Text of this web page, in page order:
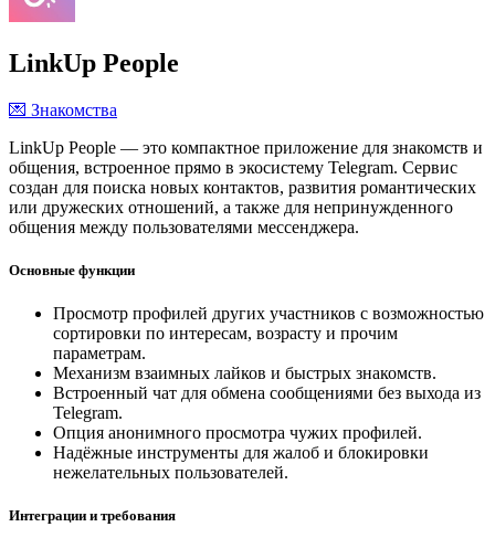
LinkUp People
💌 Знакомства
LinkUp People — это компактное приложение для знакомств и
общения, встроенное прямо в экосистему Telegram. Сервис
создан для поиска новых контактов, развития романтических
или дружеских отношений, а также для непринужденного
общения между пользователями мессенджера.
Основные функции
Просмотр профилей других участников с возможностью
сортировки по интересам, возрасту и прочим
параметрам.
Механизм взаимных лайков и быстрых знакомств.
Встроенный чат для обмена сообщениями без выхода из
Telegram.
Опция анонимного просмотра чужих профилей.
Надёжные инструменты для жалоб и блокировки
нежелательных пользователей.
Интеграции и требования